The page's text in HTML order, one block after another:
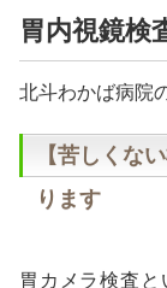
胃内視鏡検
北斗わかば病院
【苦しくな
ります
胃カメラ検査